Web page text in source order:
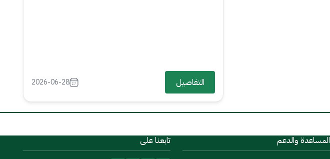
التفاصيل 2026-06-28
المساعدة والدعم تابعنا على